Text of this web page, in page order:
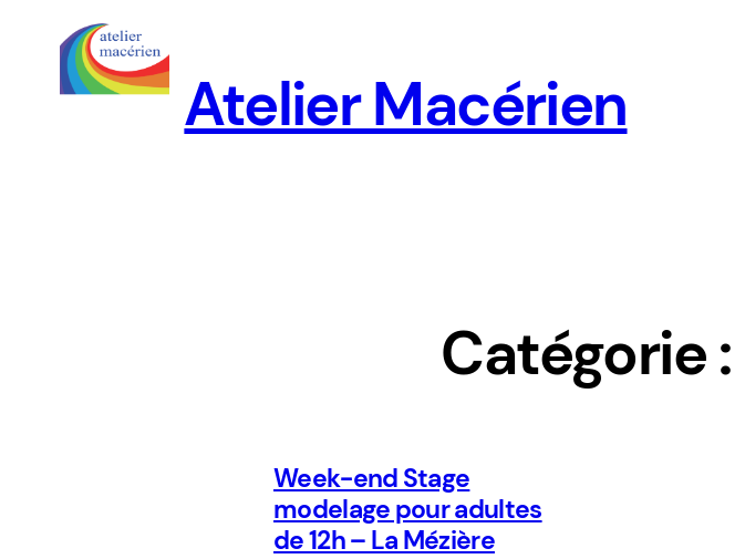
contenu
Atelier Macérien
Catégorie :
Week-end Stage
modelage pour adultes
de 12h – La Mézière